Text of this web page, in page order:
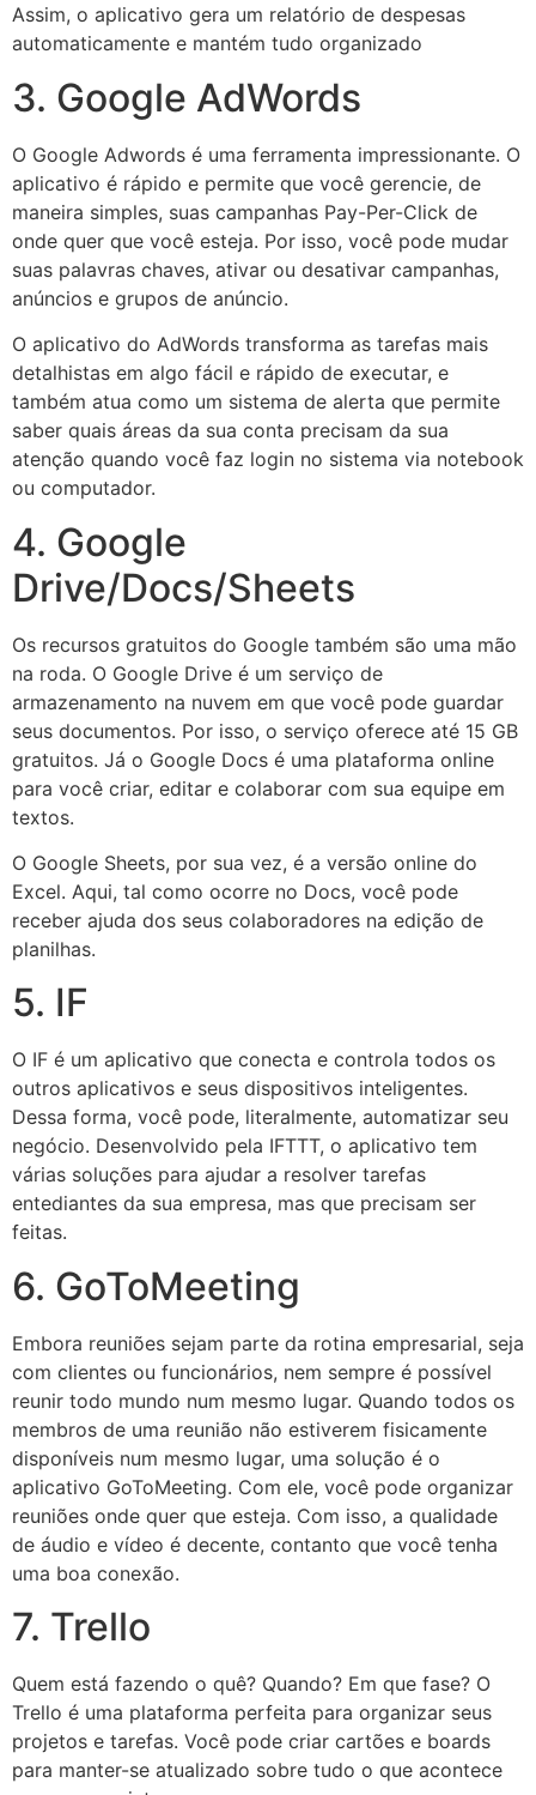
Assim, o aplicativo gera um relatório de despesas
automaticamente e mantém tudo organizado
3. Google AdWords
O Google Adwords é uma ferramenta impressionante. O
aplicativo é rápido e permite que você gerencie, de
maneira simples, suas campanhas Pay-Per-Click de
onde quer que você esteja. Por isso, você pode mudar
suas palavras chaves, ativar ou desativar campanhas,
anúncios e grupos de anúncio.
O aplicativo do AdWords transforma as tarefas mais
detalhistas em algo fácil e rápido de executar, e
também atua como um sistema de alerta que permite
saber quais áreas da sua conta precisam da sua
atenção quando você faz login no sistema via notebook
ou computador.
4. Google
Drive/Docs/Sheets
Os recursos gratuitos do Google também são uma mão
na roda. O Google Drive é um serviço de
armazenamento na nuvem em que você pode guardar
seus documentos. Por isso, o serviço oferece até 15 GB
gratuitos. Já o Google Docs é uma plataforma online
para você criar, editar e colaborar com sua equipe em
textos.
O Google Sheets, por sua vez, é a versão online do
Excel. Aqui, tal como ocorre no Docs, você pode
receber ajuda dos seus colaboradores na edição de
planilhas.
5. IF
O IF é um aplicativo que conecta e controla todos os
outros aplicativos e seus dispositivos inteligentes.
Dessa forma, você pode, literalmente, automatizar seu
negócio. Desenvolvido pela IFTTT, o aplicativo tem
várias soluções para ajudar a resolver tarefas
entediantes da sua empresa, mas que precisam ser
feitas.
6. GoToMeeting
Embora reuniões sejam parte da rotina empresarial, seja
com clientes ou funcionários, nem sempre é possível
reunir todo mundo num mesmo lugar. Quando todos os
membros de uma reunião não estiverem fisicamente
disponíveis num mesmo lugar, uma solução é o
aplicativo GoToMeeting. Com ele, você pode organizar
reuniões onde quer que esteja. Com isso, a qualidade
de áudio e vídeo é decente, contanto que você tenha
uma boa conexão.
7. Trello
Quem está fazendo o quê? Quando? Em que fase? O
Trello é uma plataforma perfeita para organizar seus
projetos e tarefas. Você pode criar cartões e boards
para manter-se atualizado sobre tudo o que acontece